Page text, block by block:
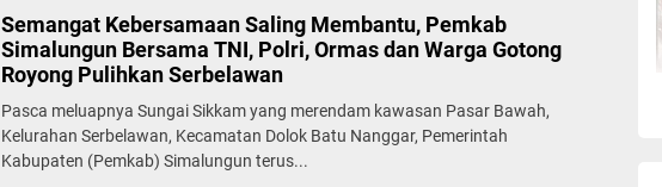
Semangat Kebersamaan Saling Membantu, Pemkab
Simalungun Bersama TNI, Polri, Ormas dan Warga Gotong
Royong Pulihkan Serbelawan
Pasca meluapnya Sungai Sikkam yang merendam kawasan Pasar Bawah,
Kelurahan Serbelawan, Kecamatan Dolok Batu Nanggar, Pemerintah
Kabupaten (Pemkab) Simalungun terus...